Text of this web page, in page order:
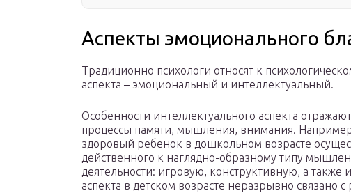
Аспекты эмоционального
Традиционно психологи относят к
аспекта – эмоциональный и интеллектуальный.
Особенности интеллектуального аспекта
процессы памяти, мышления, внимания.
здоровый ребенок в дошкольном возрасте
действенного к наглядно-образному типу
деятельности: игровую, конструктивную, а
аспекта в детском возрасте неразрывно связано